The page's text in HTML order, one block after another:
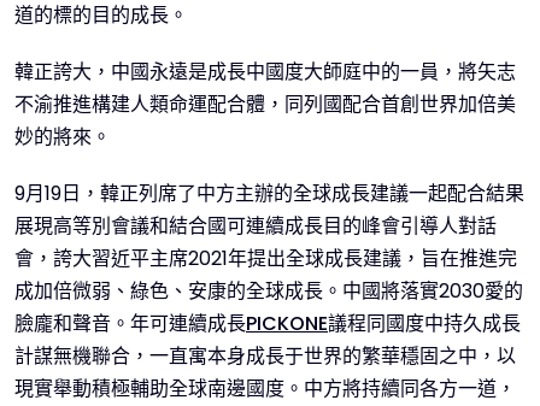
道的標的目的成長。
韓正誇大，中國永遠是成長中國度大師庭中的一員，將矢志
不渝推進構建人類命運配合體，同列國配合首創世界加倍美
妙的將來。
9月19日，韓正列席了中方主辦的全球成長建議一起配合結果
展現高等別會議和結合國可連續成長目的峰會引導人對話
會，誇大習近平主席2021年提出全球成長建議，旨在推進完
成加倍微弱、綠色、安康的全球成長。中國將落實2030愛的
臉龐和聲音。年可連續成長PICKONE議程同國度中持久成長
計謀無機聯合，一直寓本身成長于世界的繁華穩固之中，以
現實舉動積極輔助全球南邊國度。中方將持續同各方一道，